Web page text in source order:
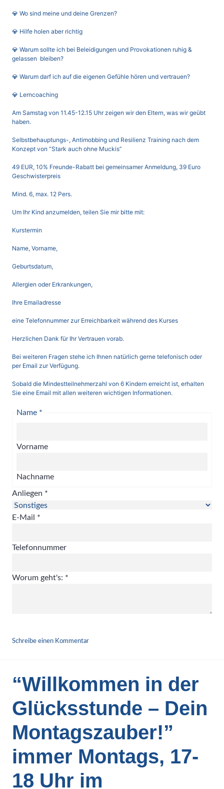
💎 Wo sind meine und deine Grenzen?
💎 Hilfe holen aber richtig
💎 Warum sollte ich bei Beleidigungen und Provokationen ruhig &
gelassen bleiben?
💎 Warum darf ich auf die eigenen Gefühle hören und vertrauen?
💎 Lerncoaching
Am Samstag von 11.45-12.15 Uhrzeigen wir den Eltern, was wir geübt
haben.
Selbstbehauptungs-, Antimobbing und Resilienz Training nach dem
Konzept von “Stark auch ohne Muckis”
49 EUR, 10% Freunde-Rabatt bei gemeinsamer Anmeldung, 39 Euro
Geschwisterpreis
Mind. 6, max. 12 Pers.
Um Ihr Kind anzumelden, teilen Sie mir bitte mit:
Kurstermin
Name, Vorname,
Geburtsdatum,
Allergien oder Erkrankungen,
Ihre Emailadresse
eine Telefonnummer zur Erreichbarkeit während des Kurses
Herzlichen Dank für Ihr Vertrauen vorab.
Bei weiteren Fragen stehe ich Ihnen natürlich gerne telefonisch oder
per Email zur Verfügung.
Sobald die Mindestteilnehmerzahl von 6 Kindern erreicht ist, erhalten
Sie eine Email mit allen weiteren wichtigen Informationen.
Name *
Vorname
Nachname
Anliegen *
E-Mail *
Telefonnummer
Worum geht's: *
Schreibe einen Kommentar
“Willkommen in der
Glücksstunde – Dein
Montagszauber!”
immer Montags, 17-
18 Uhr im